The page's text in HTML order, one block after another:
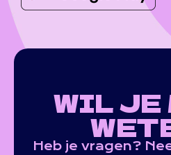
WIL JE
Heb je vragen?